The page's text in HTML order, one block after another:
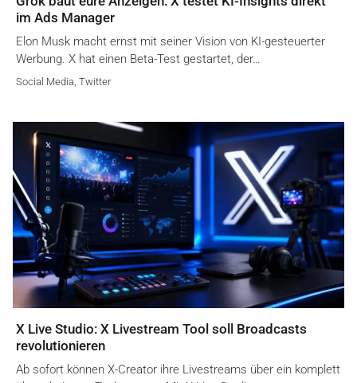
im Ads Manager
Elon Musk macht ernst mit seiner Vision von KI-gesteuerter
Werbung. X hat einen Beta-Test gestartet, der…
Social Media Twitter
X Live Studio: X Livestream Tool soll Broadcasts
revolutionieren
Ab sofort können X-Creator ihre Livestreams über ein komplett